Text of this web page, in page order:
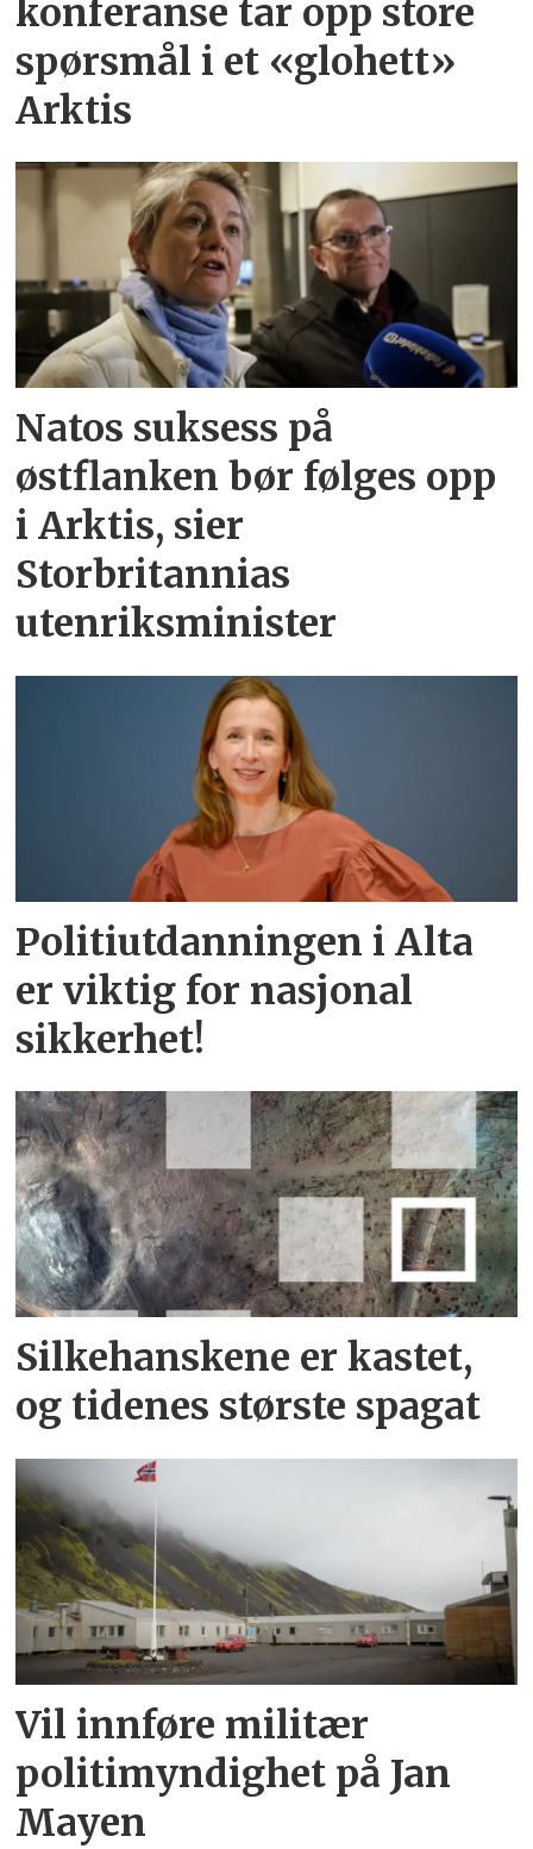
konferanse tar opp store
spørsmål i et «glohett»
Arktis
Natos suksess på
østflanken bør følges opp
i Arktis, sier
Storbritannias
utenriksminister
Politiutdanningen i Alta
er viktig for nasjonal
sikkerhet!
Silkehanskene er kastet,
og tidenes største spagat
Vil innføre militær
politimyndighet på Jan
Mayen